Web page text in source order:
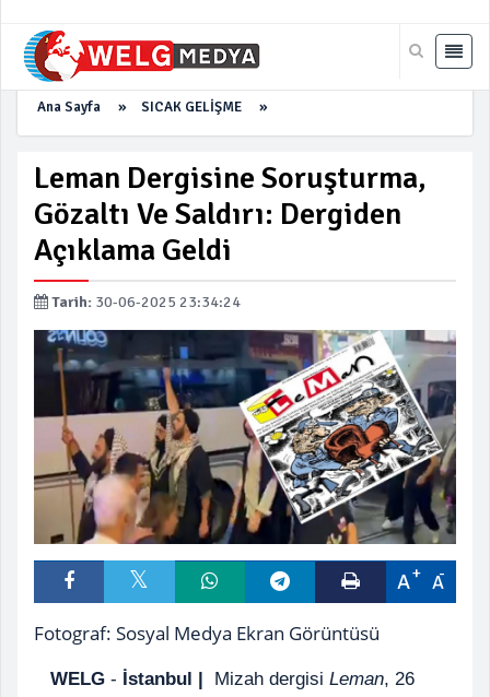
Ana Sayfa » SICAK GELİŞME »
Leman Dergisine Soruşturma,
Gözaltı Ve Saldırı: Dergiden
Açıklama Geldi
Tarih: 30-06-2025 23:34:24
A A
Fotograf: Sosyal Medya Ekran Görüntüsü
WELG - İstanbul | Mizah dergisi Leman, 26